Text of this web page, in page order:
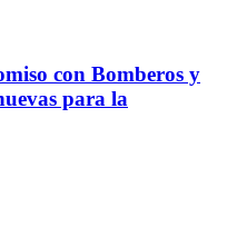
con Bomberos y
para la